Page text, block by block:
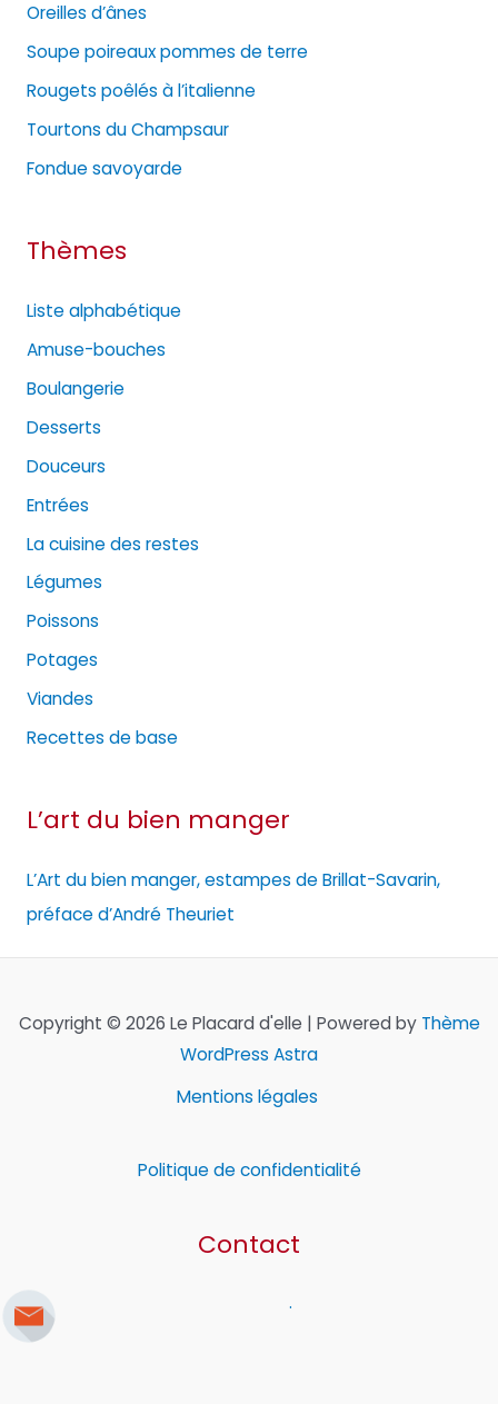
o
r
i
e
s
Oreilles d’ânes
Soupe poireaux pommes de terre
Rougets poêlés à l’italienne
Tourtons du Champsaur
Fondue savoyarde
Thèmes
Liste alphabétique
Amuse-bouches
Boulangerie
Desserts
Douceurs
Entrées
La cuisine des restes
Légumes
Poissons
Potages
Viandes
Recettes de base
L’art du bien manger
L’Art du bien manger, estampes de Brillat-Savarin,
préface d’André Theuriet
Copyright © 2026 Le Placard d'elle | Powered by Thème
WordPress Astra
Mentions légales
Politique de confidentialité
Contact
.